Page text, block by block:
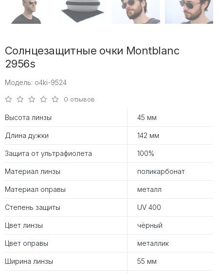
Солнцезащитные очки Montblanc
2956s
Модель: o4ki-9524
0 отзывов
Высота линзы 45 мм
Длина дужки 142 мм
Защита от ультрафиолета 100%
Материал линзы поликарбонат
Материал оправы металл
Степень защиты UV 400
Цвет линзы чёрный
Цвет оправы металлик
Ширина линзы 55 мм